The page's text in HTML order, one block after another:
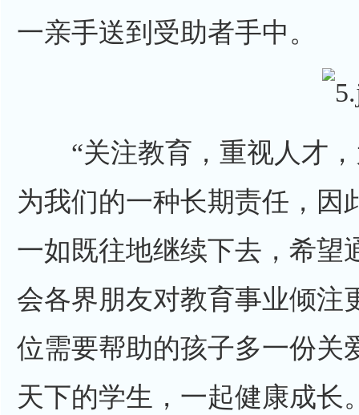
一亲手送到受助者手中。
“关注教育，重视人才，
为我们的一种长期责任，因
一如既往地继续下去，希望
会各界朋友对教育事业倾注
位需要帮助的孩子多一份关
天下的学生，一起健康成长